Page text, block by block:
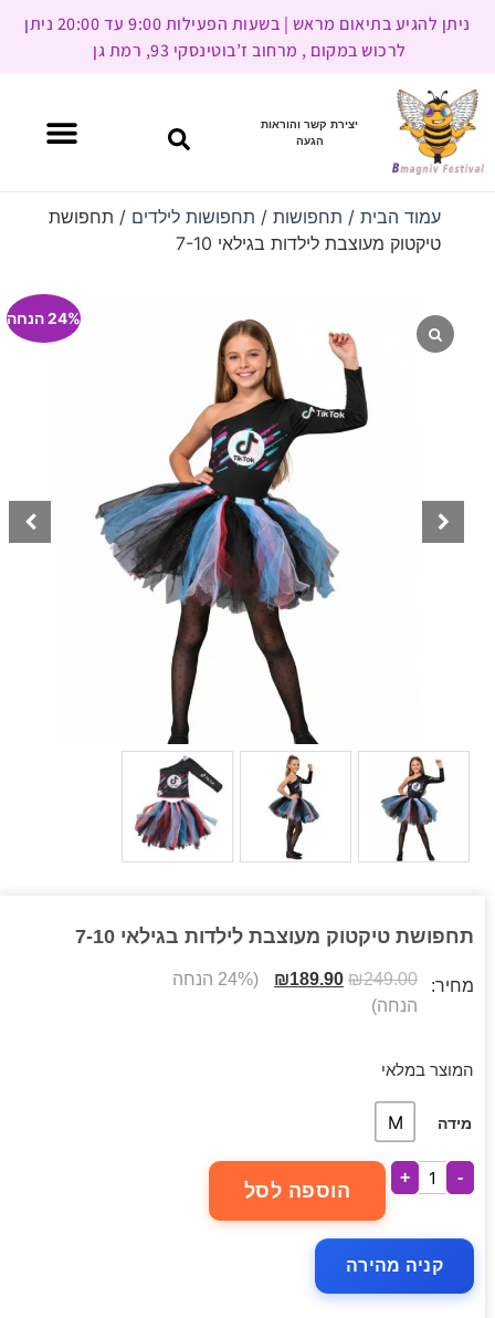
ניתן להגיע בתיאום מראש | בשעות הפעילות 9:00 עד 20:00 ניתן
לרכוש במקום , מרחוב ז’בוטינסקי 93, רמת גן
יצירת קשר והוראות
הגעה
עמוד הבית/ תחפושות/ תחפושות לילדים / תחפושת
טיקטוק מעוצבת לילדות בגילאי 7-10
24% הנחה
תחפושת טיקטוק מעוצבת לילדות בגילאי 7-10
מחיר: ₪249.00
₪189.90
(24% הנחה
הנחה)
המוצר במלאי
מידה M
-
+
הוספה לסל
קניה מהירה